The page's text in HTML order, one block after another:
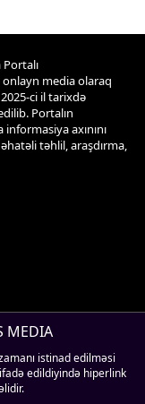
onlayn media olaraq
ci il tarixdə
Portalın
axınını
təhlil, araşdırma,
MEDIA
istinad edilməsi
edildiyində hiperlink